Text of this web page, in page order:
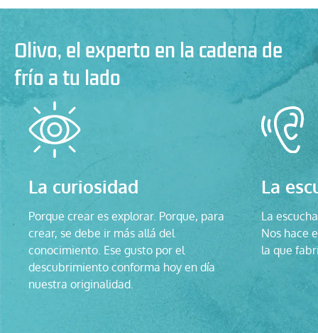
Olivo, el experto en la cadena de
frío a tu lado
La curiosidad
Porque crear es explorar. Porque, para
crear, se debe ir más allá del
conocimiento. Ese gusto por el
descubrimiento conforma hoy en día
nuestra originalidad.
La
La
Nos hace
la que